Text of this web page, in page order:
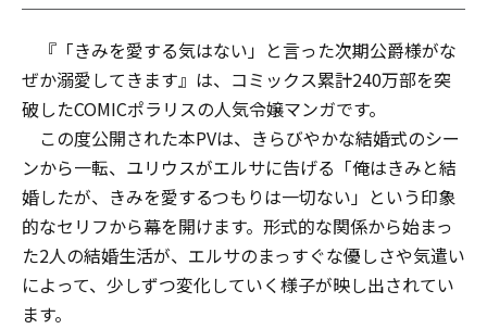
『「きみを愛する気はない」と言った次期公爵様がな
ぜか溺愛してきます』は、コミックス累計240万部を突
破したCOMICポラリスの人気令嬢マンガです。
この度公開された本PVは、きらびやかな結婚式のシー
ンから一転、ユリウスがエルサに告げる「俺はきみと結
婚したが、きみを愛するつもりは一切ない」という印象
的なセリフから幕を開けます。形式的な関係から始まっ
た2人の結婚生活が、エルサのまっすぐな優しさや気遣い
によって、少しずつ変化していく様子が映し出されてい
ます。